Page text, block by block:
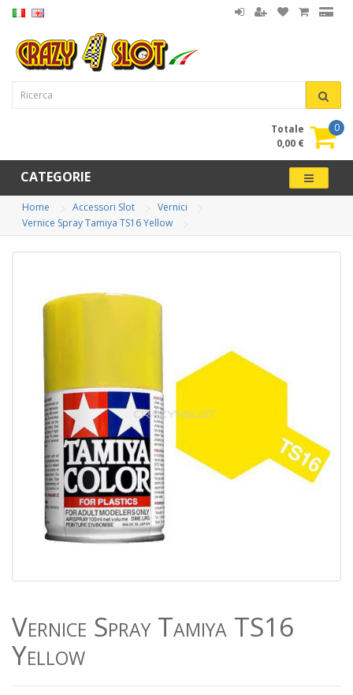
0
Totale
0,00 €
CATEGORIE
Home Accessori Slot
Vernici
Vernice Spray Tamiya TS16 Yellow
Vernice Spray Tamiya TS16
Yellow